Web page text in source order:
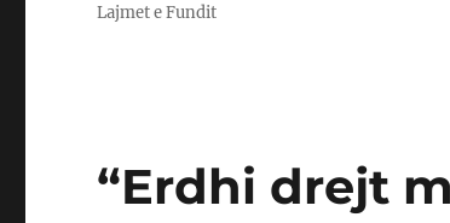
Lajmet e Fundit
“Erdhi drejt